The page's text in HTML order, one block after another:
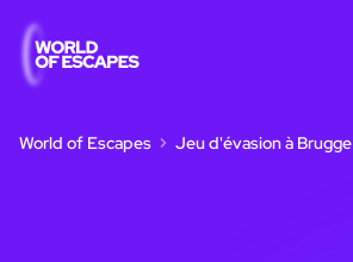
World of Escapes Jeu d'évasion à Brugge